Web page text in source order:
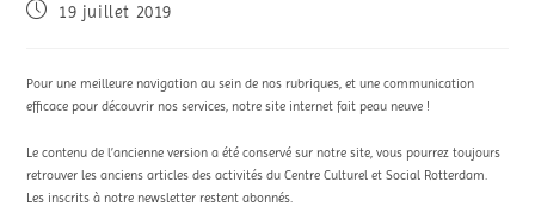
19 juillet 2019
Pour une meilleure navigation au sein de nos rubriques, et une communication
efficace pour découvrir nos services, notre site internet fait peau neuve !
Le contenu de l’ancienne version a été conservé sur notre site, vous pourrez toujours
retrouver les anciens articles des activités du Centre Culturel et Social Rotterdam.
Les inscrits à notre newsletter restent abonnés.